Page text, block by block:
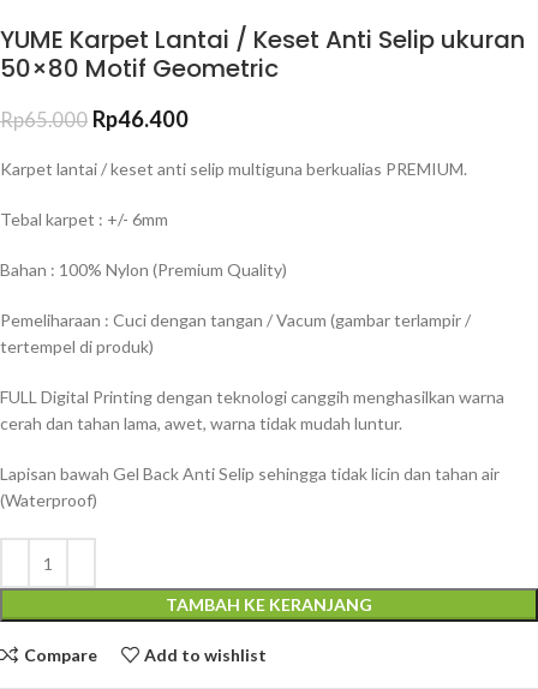
YUME Karpet Lantai / Keset Anti Selip ukuran
50×80 Motif Geometric
Rp65.000 Rp46.400
Karpet lantai / keset anti selip multiguna berkualias PREMIUM.
Tebal karpet : +/- 6mm
Bahan : 100% Nylon (Premium Quality)
Pemeliharaan : Cuci dengan tangan / Vacum (gambar terlampir /
tertempel di produk)
FULL Digital Printing dengan teknologi canggih menghasilkan warna
cerah dan tahan lama, awet, warna tidak mudah luntur.
Lapisan bawah Gel Back Anti Selip sehingga tidak licin dan tahan air
(Waterproof)
TAMBAH KE KERANJANG
Compare Add to wishlist